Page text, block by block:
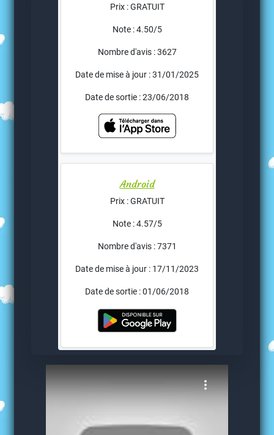
Prix : GRATUIT
Note : 4.50/5
Nombre d'avis : 3627
Date de mise à jour : 31/01/2025
Date de sortie : 23/06/2018
Android
Prix : GRATUIT
Note : 4.57/5
Nombre d'avis : 7371
Date de mise à jour : 17/11/2023
Date de sortie : 01/06/2018